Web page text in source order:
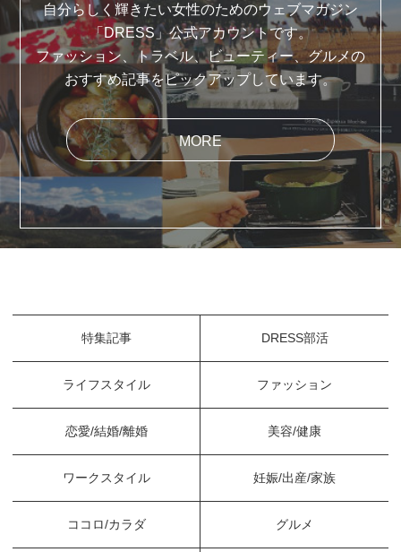
自分らしく輝きたい女性のためのウェブマガジン
「DRESS」公式アカウントです。
ファッション、トラベル、ビューティー、グルメの
おすすめ記事をピックアップしています。
MORE
特集記事 DRESS部活
ライフスタイル ファッション
恋愛/結婚/離婚 美容/健康
ワークスタイル 妊娠/出産/家族
ココロ/カラダ グルメ